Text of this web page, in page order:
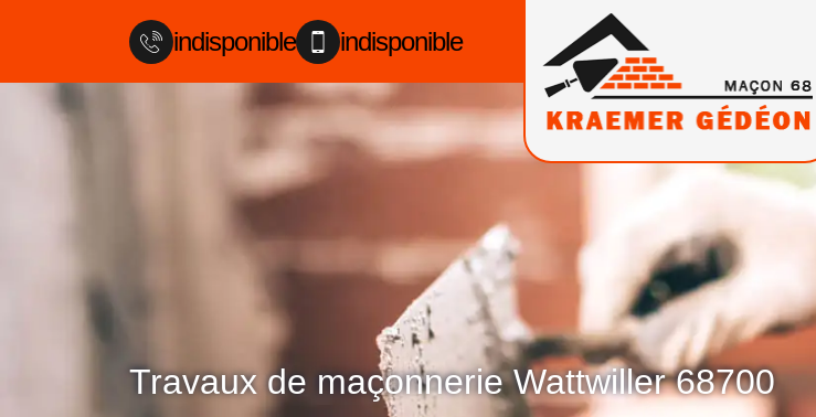
indisponible indisponible
Travaux de maçonnerie Wattwiller 68700